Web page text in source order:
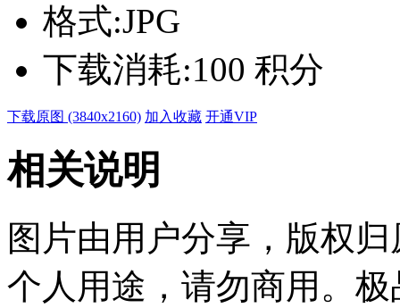
格式:JPG
下载消耗:100 积分
下载原图 (3840x2160) 加入收藏 开通VIP
相关说明
图片由用户分享，版权
个人用途，请勿商用。